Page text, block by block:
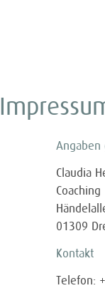
Angaben
Claudia
Coaching
01309
Kontakt
Telefon: